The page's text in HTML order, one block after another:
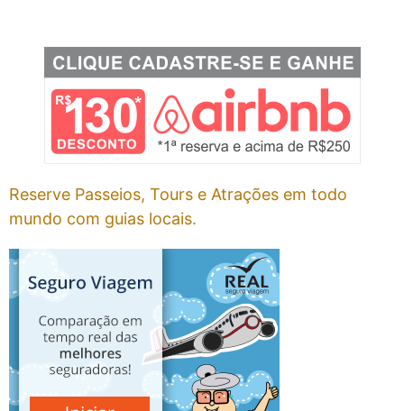
Reserve Passeios, Tours e Atrações em todo
mundo com guias locais.